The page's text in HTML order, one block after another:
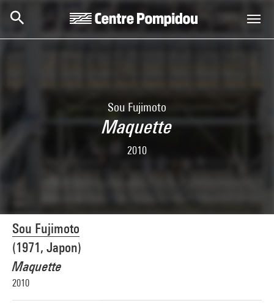
Sou Fujimoto
Maquette
2010
Sou Fujimoto
(1971, Japon)
Maquette
2010